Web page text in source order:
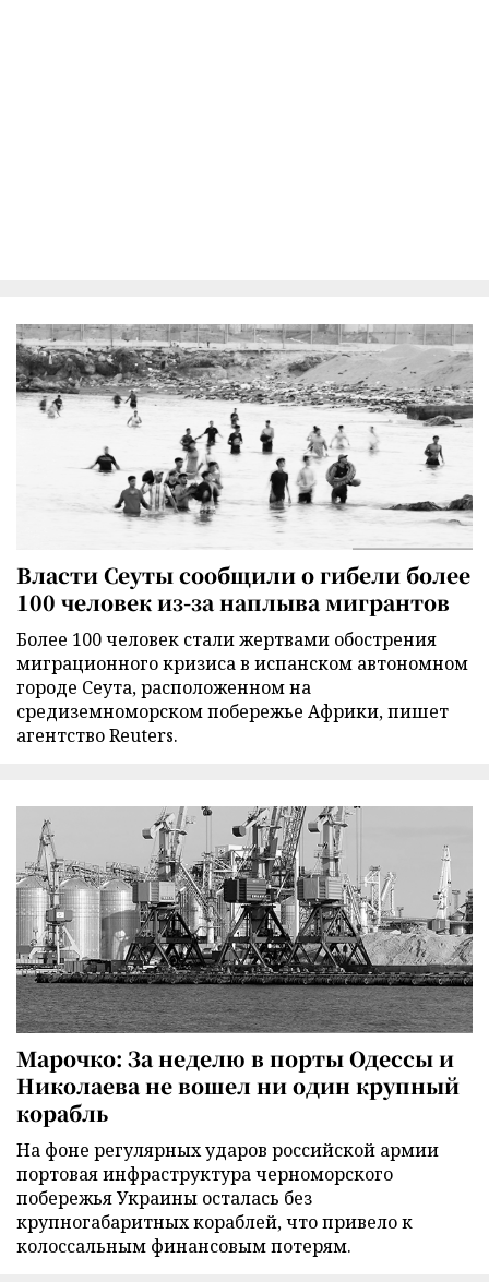
Власти Сеуты сообщили о гибели более
100 человек из-за наплыва мигрантов
Более 100 человек стали жертвами обострения
миграционного кризиса в испанском автономном
городе Сеута, расположенном на
средиземноморском побережье Африки, пишет
агентство Reuters.
Марочко: За неделю в порты Одессы и
Николаева не вошел ни один крупный
корабль
На фоне регулярных ударов российской армии
портовая инфраструктура черноморского
побережья Украины осталась без
крупногабаритных кораблей, что привело к
колоссальным финансовым потерям.